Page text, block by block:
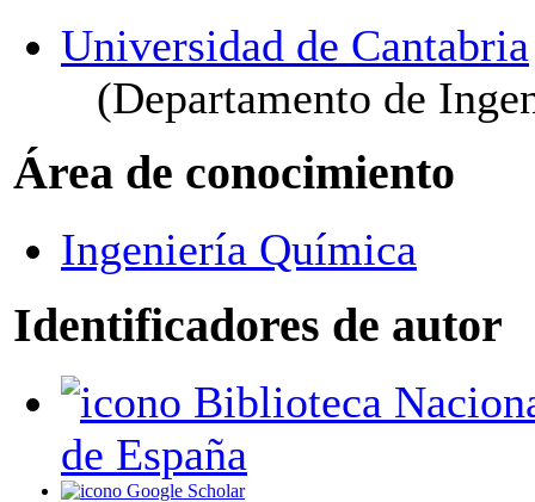
Universidad de Cantabria
(Departamento de
Área de conocimiento
Ingeniería Química
Identificadores de autor
de España
Google Scholar